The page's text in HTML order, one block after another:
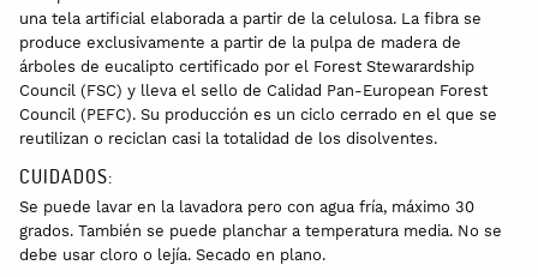
una tela artificial elaborada a partir de la celulosa. La fibra se
produce exclusivamente a partir de la pulpa de madera de
árboles de eucalipto certificado por el Forest Stewarardship
Council (FSC) y lleva el sello de Calidad Pan-European Forest
Council (PEFC). Su producción es un ciclo cerrado en el que se
reutilizan o reciclan casi la totalidad de los disolventes.
CUIDADOS:
Se puede lavar en la lavadora pero con agua fría, máximo 30
grados. También se puede planchar a temperatura media. No se
debe usar cloro o lejía. Secado en plano.